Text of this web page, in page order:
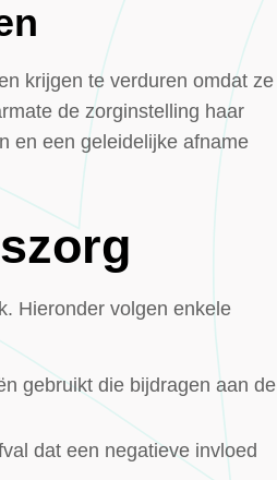
krijgen te verduren omdat ze
de zorginstelling haar
en een geleidelijke afname
Hieronder volgen enkele
gebruikt die bijdragen aan de
dat een negatieve invloed